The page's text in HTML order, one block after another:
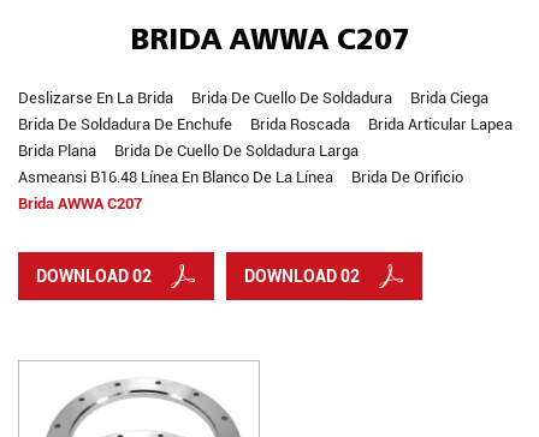
BRIDA AWWA C207
Deslizarse En La Brida Brida De Cuello De Soldadura
Brida Ciega
Brida De Soldadura De Enchufe
Brida Roscada
Brida Articular Lapea
Brida Plana
Brida De Cuello De Soldadura Larga
Asmeansi B16.48 Línea En Blanco De La Línea
Brida De Orificio
Brida AWWA C207
DOWNLOAD 02 DOWNLOAD 02